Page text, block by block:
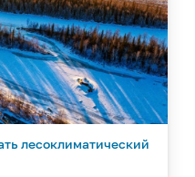
лесоклиматический